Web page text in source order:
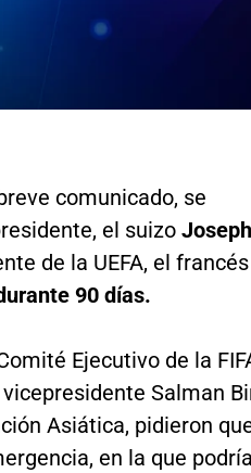
comunicado, se
el suizo Joseph
de la UEFA, el francés
90 días.
Ejecutivo de la
Salman
Asiática, pidieron
en la que podría